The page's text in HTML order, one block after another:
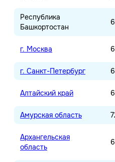
Республика
Башкортостан
г. Москва
г. Санкт-Петербург
Алтайский край
Амурская область
Архангельская
область